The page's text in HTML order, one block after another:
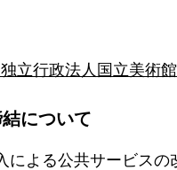
立行政法人国立美術
について
よる公共サービスの